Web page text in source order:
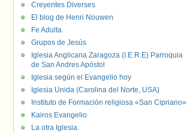
Creyentes Diverses
El blog de Henri Nouwen
Fe Adulta
Grupos de Jesús
Iglesia Anglicana Zaragoza (I.E.R.E) Parroquia
de San Andres Apóstol
Iglesia según el Evangelio hoy
Iglesia Unida (Carolina del Norte, USA)
Instituto de Formación religiosa «San Cipriano»
Kairos Evangelio
La otra Iglesia.